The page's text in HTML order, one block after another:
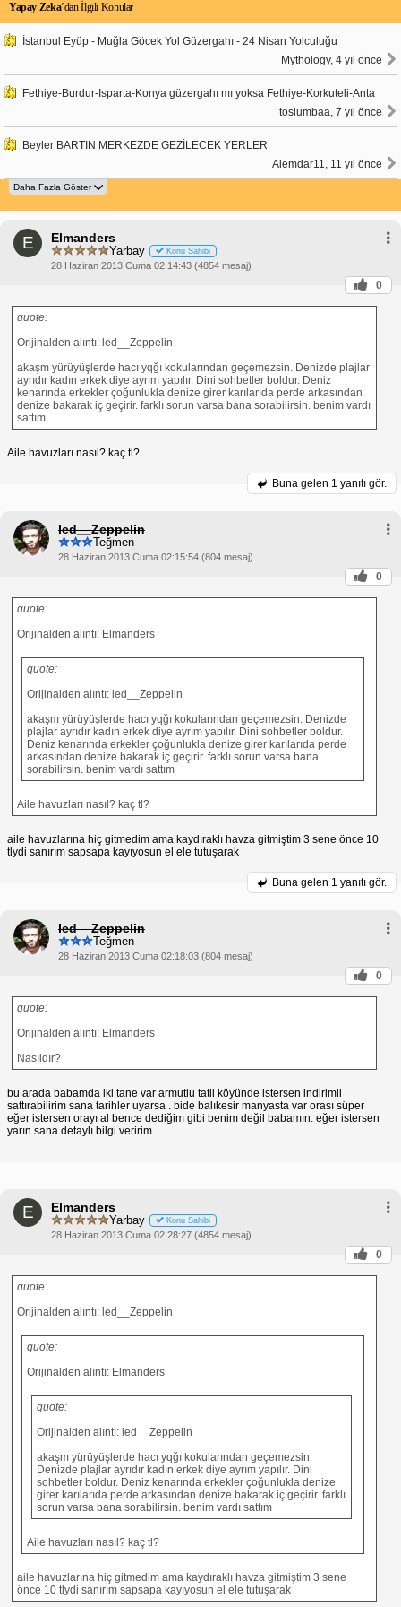
Yapay Zeka’dan İlgili Konular
İstanbul Eyüp - Muğla Göcek Yol Güzergahı - 24 Nisan Yolculuğu
Mythology, 4 yıl önce
Fethiye-Burdur-Isparta-Konya güzergahı mı yoksa Fethiye-Korkuteli-Anta
toslumbaa, 7 yıl önce
Beyler BARTIN MERKEZDE GEZİLECEK YERLER
Alemdar11, 11 yıl önce
E Elmanders
Yarbay Konu Sahibi
28 Haziran 2013 Cuma 02:14:43 (4854 mesaj)
0
quote:
Orijinalden alıntı: led__Zeppelin
akaşm yürüyüşlerde hacı yqğı kokularından geçemezsin. Denizde plajlar
ayrıdır kadın erkek diye ayrım yapılır. Dini sohbetler boldur. Deniz
kenarında erkekler çoğunlukla denize girer karılarıda perde arkasından
denize bakarak iç geçirir. farklı sorun varsa bana sorabilirsin. benim vardı
sattım
Aile havuzları nasıl? kaç tl?
Buna gelen 1 yanıtı gör.
led__Zeppelin
Teğmen
28 Haziran 2013 Cuma 02:15:54 (804 mesaj)
0
quote:
Orijinalden alıntı: Elmanders
quote:
Orijinalden alıntı: led__Zeppelin
akaşm yürüyüşlerde hacı yqğı kokularından geçemezsin. Denizde
plajlar ayrıdır kadın erkek diye ayrım yapılır. Dini sohbetler boldur.
Deniz kenarında erkekler çoğunlukla denize girer karılarıda perde
arkasından denize bakarak iç geçirir. farklı sorun varsa bana
sorabilirsin. benim vardı sattım
Aile havuzları nasıl? kaç tl?
aile havuzlarına hiç gitmedim ama kaydıraklı havza gitmiştim 3 sene önce 10
tlydi sanırım sapsapa kayıyosun el ele tutuşarak
Buna gelen 1 yanıtı gör.
led__Zeppelin
Teğmen
28 Haziran 2013 Cuma 02:18:03 (804 mesaj)
0
quote:
Orijinalden alıntı: Elmanders
Nasıldır?
bu arada babamda iki tane var armutlu tatil köyünde istersen indirimli
sattırabilirim sana tarihler uyarsa . bide balıkesir manyasta var orası süper
eğer istersen orayı al bence dediğim gibi benim değil babamın. eğer istersen
yarın sana detaylı bilgi veririm
E Elmanders
Yarbay Konu Sahibi
28 Haziran 2013 Cuma 02:28:27 (4854 mesaj)
0
quote:
Orijinalden alıntı: led__Zeppelin
quote:
Orijinalden alıntı: Elmanders
quote:
Orijinalden alıntı: led__Zeppelin
akaşm yürüyüşlerde hacı yqğı kokularından geçemezsin.
Denizde plajlar ayrıdır kadın erkek diye ayrım yapılır. Dini
sohbetler boldur. Deniz kenarında erkekler çoğunlukla denize
girer karılarıda perde arkasından denize bakarak iç geçirir. farklı
sorun varsa bana sorabilirsin. benim vardı sattım
Aile havuzları nasıl? kaç tl?
aile havuzlarına hiç gitmedim ama kaydıraklı havza gitmiştim 3 sene
önce 10 tlydi sanırım sapsapa kayıyosun el ele tutuşarak